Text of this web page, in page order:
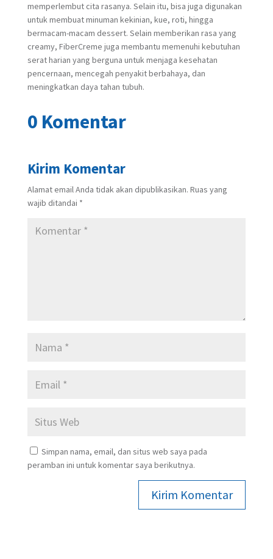
memperlembut cita rasanya. Selain itu, bisa juga digunakan
untuk membuat minuman kekinian, kue, roti, hingga
bermacam-macam dessert. Selain memberikan rasa yang
creamy, FiberCreme juga membantu memenuhi kebutuhan
serat harian yang berguna untuk menjaga kesehatan
pencernaan, mencegah penyakit berbahaya, dan
meningkatkan daya tahan tubuh.
0 Komentar
Kirim Komentar
Alamat email Anda tidak akan dipublikasikan. Ruas yang
wajib ditandai *
Simpan nama, email, dan situs web saya pada
peramban ini untuk komentar saya berikutnya.
Kirim Komentar